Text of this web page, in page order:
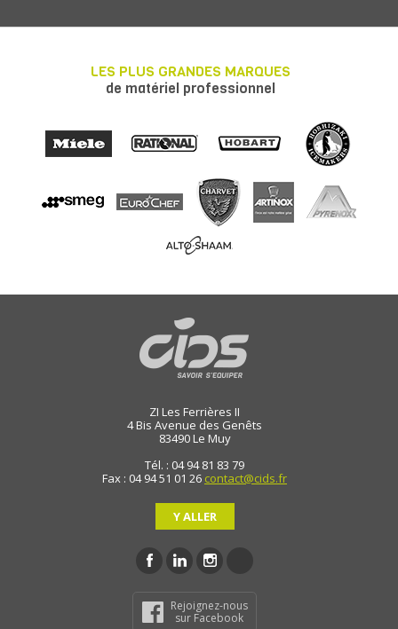
LES PLUS GRANDES MARQUES
de matériel professionnel
ZI Les Ferrières II
4 Bis Avenue des Genêts
83490Le Muy
Tél. : 04 94 81 83 79
Fax : 04 94 51 01 26 contact@cids.fr
Y ALLER
Rejoignez-nous
sur Facebook